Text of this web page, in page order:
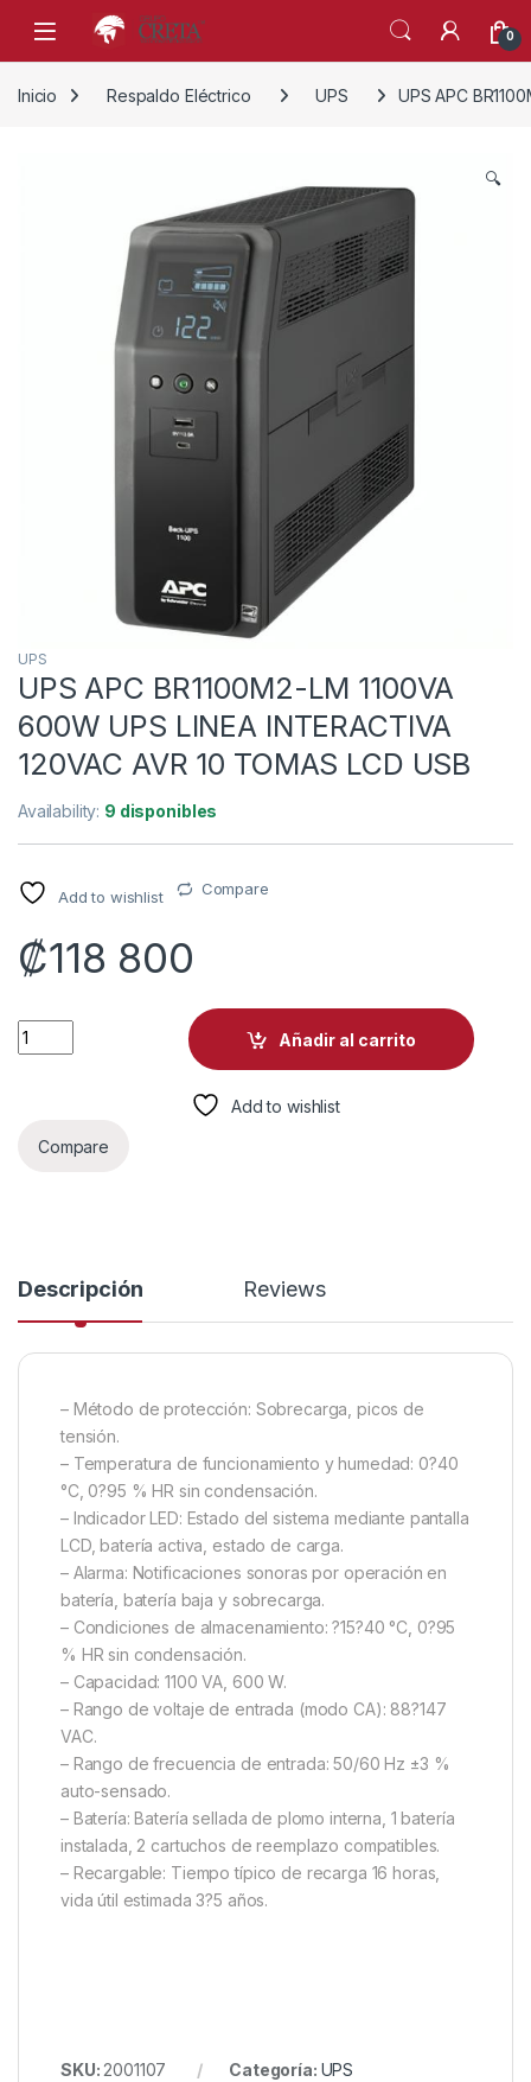
Skip to navigation
Skip to content
0
Inicio Respaldo Eléctrico UPS UPS APC
🔍
UPS
UPS APC BR1100M2-LM 1100VA
600W UPS LINEA INTERACTIVA
120VAC AVR 10 TOMAS LCD USB
Availability: 9 disponibles
Add to wishlist Compare
₡118 800
UPS APC BR1100M2-LM 1100VA 600W UPS LINEA
Añadir al carrito
Add to wishlist
Compare
Descripción Reviews
– Método de protección: Sobrecarga, picos de
tensión.
– Temperatura de funcionamiento y humedad: 0?40
°C, 0?95 % HR sin condensación.
– Indicador LED: Estado del sistema mediante pantalla
LCD, batería activa, estado de carga.
– Alarma: Notificaciones sonoras por operación en
batería, batería baja y sobrecarga.
– Condiciones de almacenamiento: ?15?40 °C, 0?95
% HR sin condensación.
– Capacidad: 1100 VA, 600 W.
– Rango de voltaje de entrada (modo CA): 88?147
VAC.
– Rango de frecuencia de entrada: 50/60 Hz ±3 %
auto-sensado.
– Batería: Batería sellada de plomo interna, 1 batería
instalada, 2 cartuchos de reemplazo compatibles.
– Recargable: Tiempo típico de recarga 16 horas,
vida útil estimada 3?5 años.
SKU: 2001107 Categoría: UPS